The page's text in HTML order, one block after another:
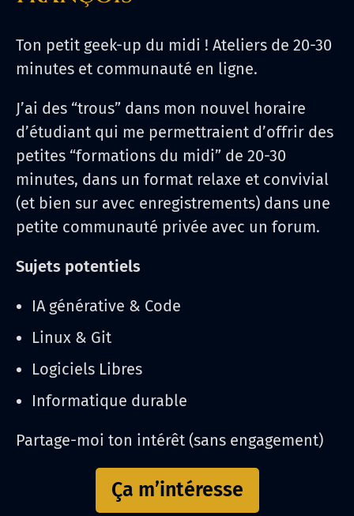
Ton petit geek-up du midi ! Ateliers de 20-30
minutes et communauté en ligne.
J’ai des “trous” dans mon nouvel horaire
d’étudiant qui me permettraient d’offrir des
petites “formations du midi” de 20-30
minutes, dans un format relaxe et convivial
(et bien sur avec enregistrements) dans une
petite communauté privée avec un forum.
Sujets potentiels
IA générative & Code
Linux & Git
Logiciels Libres
Informatique durable
Partage-moi ton intérêt (sans engagement)
Ça m’intéresse